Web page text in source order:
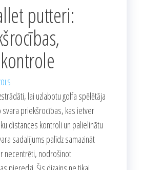
putteri:
lai uzlabotu golfa spēlētāja
priekšrocības, kas ietver
distances kontroli un palielinātu
sadalījums palīdz samazināt
necentrēti, nodrošinot